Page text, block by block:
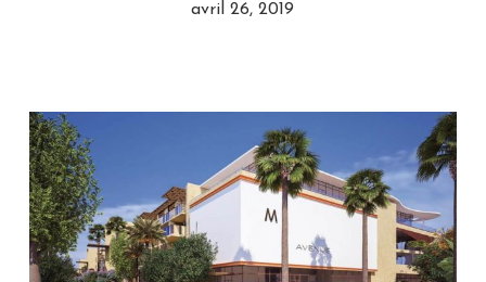
avril 26, 2019